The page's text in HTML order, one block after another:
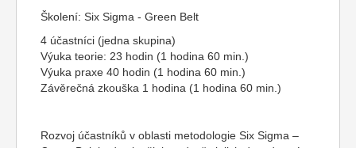
Školení: Six Sigma - Green Belt
4 účastníci (jedna skupina)
Výuka teorie: 23 hodin (1 hodina 60 min.)
Výuka praxe 40 hodin (1 hodina 60 min.)
Závěrečná zkouška 1 hodina (1 hodina 60 min.)
Rozvoj účastníků v oblasti metodologie Six Sigma –